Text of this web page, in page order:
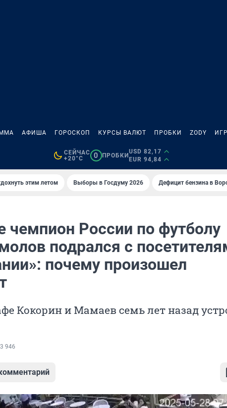
АФИША ГОРОСКОП КУРСЫ ВАЛЮТ ПРОБКИ ZODY
СЕЙЧАС
+20°C
0 ПРОБКИ
USD 82,17
EUR 94,84
этим летом Выборы в Госдуму 2026 Дефицит бензина в
чемпион России по футболу
подрался с
почему произошел
Кокорин и Мамаев семь лет назад
3 946